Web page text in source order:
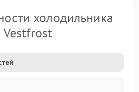
холодильника
Vestfrost